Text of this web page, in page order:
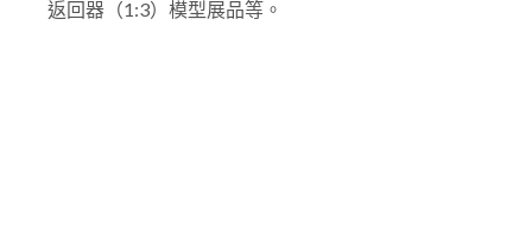
返回器（1:3）模型展品等。